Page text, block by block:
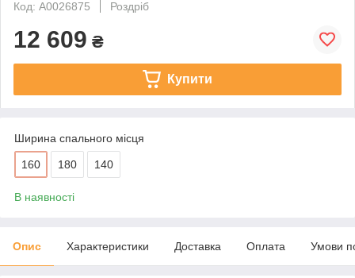
Код: А0026875
Роздріб
12 609 ₴
Купити
Ширина спального місця
160 180 140
В наявності
Опис Характеристики Доставка Оплата Умови